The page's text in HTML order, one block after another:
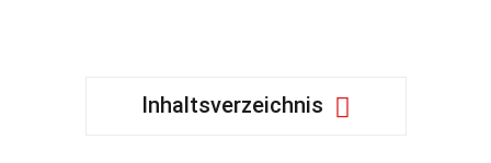
Inhaltsverzeichnis